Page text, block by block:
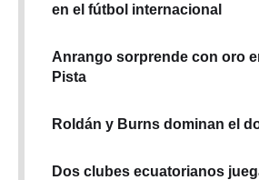
en el fútbol internacional
Anrango sorprende con oro
Pista
Roldán y Burns dominan el
Dos clubes ecuatorianos